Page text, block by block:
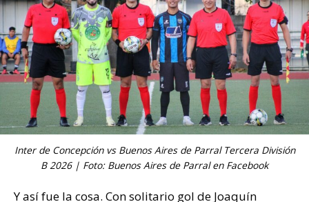
Inter de Concepción vs Buenos Aires de Parral Tercera División
B 2026 | Foto: Buenos Aires de Parral en Facebook
Y así fue la cosa. Con solitario gol de Joaquín